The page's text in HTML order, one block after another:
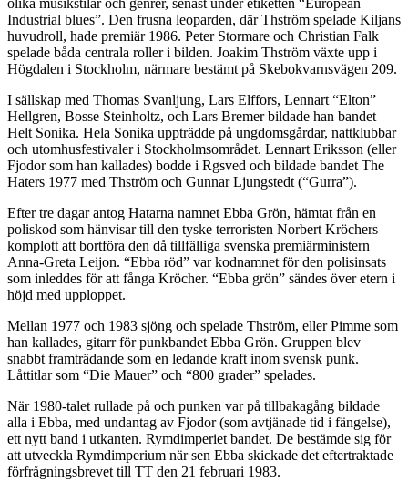
Industrial blues”. Den frusna leoparden, där Thström spelade Kiljans
huvudroll, hade premiär 1986. Peter Stormare och Christian Falk
spelade båda centrala roller i bilden. Joakim Thström växte upp i
Högdalen i Stockholm, närmare bestämt på Skebokvarnsvägen 209.
I sällskap med Thomas Svanljung, Lars Elffors, Lennart “Elton”
Hellgren, Bosse Steinholtz, och Lars Bremer bildade han bandet
Helt Sonika. Hela Sonika uppträdde på ungdomsgårdar, nattklubbar
och utomhusfestivaler i Stockholmsområdet. Lennart Eriksson (eller
Fjodor som han kallades) bodde i Rgsved och bildade bandet The
Haters 1977 med Thström och Gunnar Ljungstedt (“Gurra”).
Efter tre dagar antog Hatarna namnet Ebba Grön, hämtat från en
poliskod som hänvisar till den tyske terroristen Norbert Kröchers
komplott att bortföra den då tillfälliga svenska premiärministern
Anna-Greta Leijon. “Ebba röd” var kodnamnet för den polisinsats
som inleddes för att fånga Kröcher. “Ebba grön” sändes över etern i
höjd med upploppet.
Mellan 1977 och 1983 sjöng och spelade Thström, eller Pimme som
han kallades, gitarr för punkbandet Ebba Grön. Gruppen blev
snabbt framträdande som en ledande kraft inom svensk punk.
Låttitlar som “Die Mauer” och “800 grader” spelades.
När 1980-talet rullade på och punken var på tillbakagång bildade
alla i Ebba, med undantag av Fjodor (som avtjänade tid i fängelse),
ett nytt band i utkanten. Rymdimperiet bandet. De bestämde sig för
att utveckla Rymdimperium när sen Ebba skickade det eftertraktade
förfrågningsbrevet till TT den 21 februari 1983.